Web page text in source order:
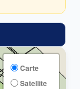
Carte
Satellite